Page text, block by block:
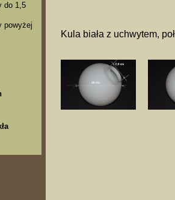
do 1,5
powyżej
Kula biała z uchwytem,